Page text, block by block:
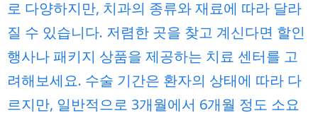
로 다양하지만, 치과의 종류와 재료에 따라 달라
질 수 있습니다. 저렴한 곳을 찾고 계신다면 할인
행사나 패키지 상품을 제공하는 치료 센터를 고
려해보세요. 수술 기간은 환자의 상태에 따라 다
르지만, 일반적으로 3개월에서 6개월 정도 소요